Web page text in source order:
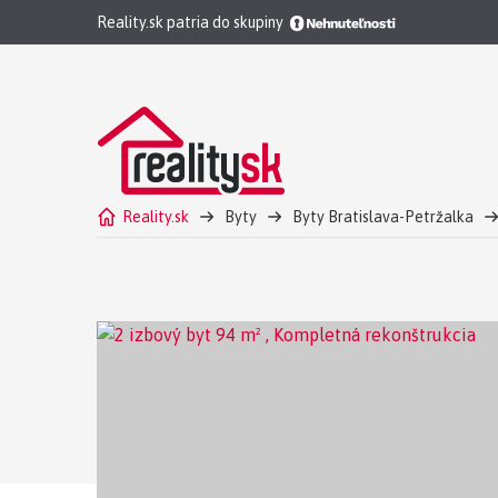
Reality.sk patria do skupiny
Reality.sk Byty
Byty Bratislava-Petržalka